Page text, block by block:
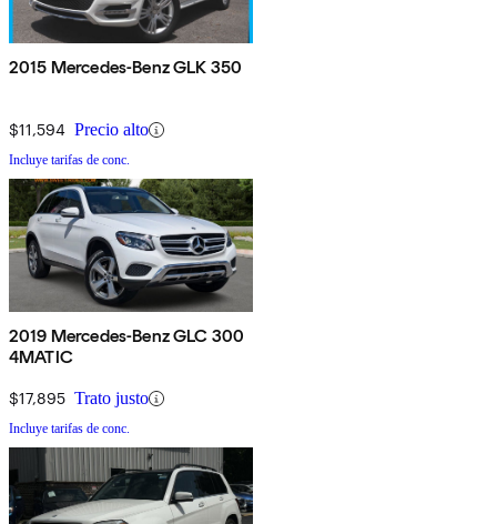
2015 Mercedes-Benz GLK 350
$11,594 Precio alto
Incluye tarifas de conc.
2019 Mercedes-Benz GLC 300
4MATIC
$17,895 Trato justo
Incluye tarifas de conc.